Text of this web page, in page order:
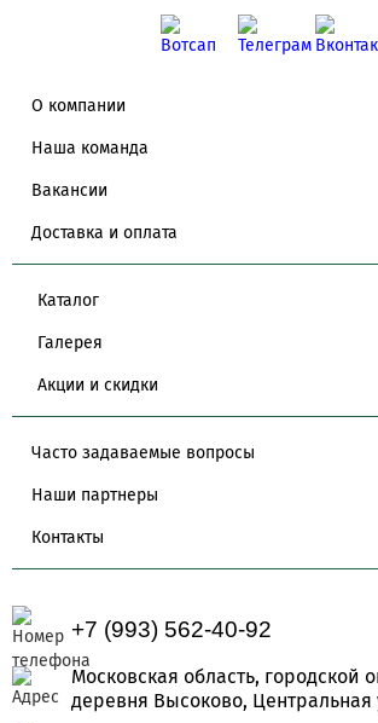
О компании
Наша команда
Вакансии
Доставка и оплата
Каталог
Галерея
Акции и скидки
Часто задаваемые вопросы
Наши партнеры
Контакты
+7 (993) 562-40-92
Московская область, городской
деревня Высоково, Центральная